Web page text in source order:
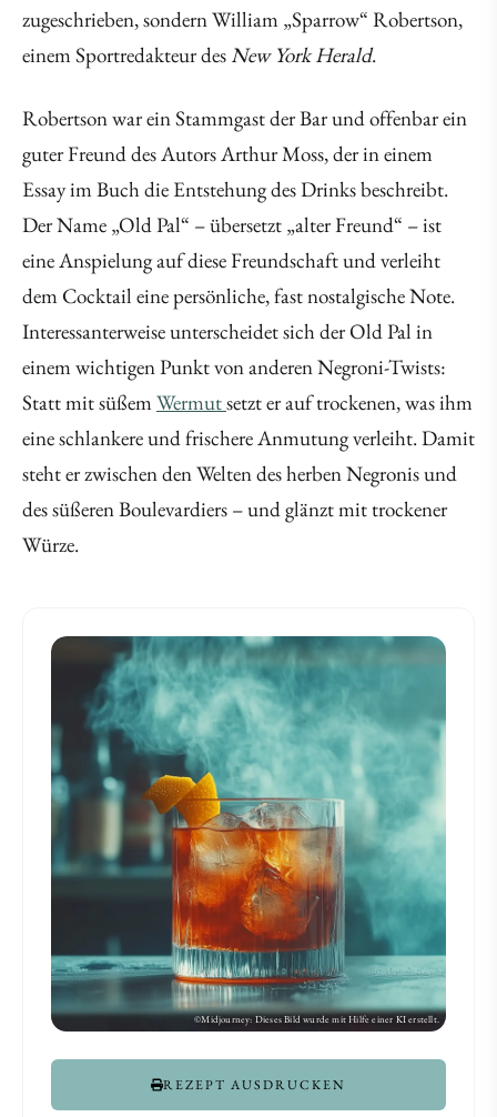
zugeschrieben, sondern William „Sparrow“ Robertson,
einem Sportredakteur des New York Herald.
Robertson war ein Stammgast der Bar und offenbar ein
guter Freund des Autors Arthur Moss, der in einem
Essay im Buch die Entstehung des Drinks beschreibt.
Der Name „Old Pal“ – übersetzt „alter Freund“ – ist
eine Anspielung auf diese Freundschaft und verleiht
dem Cocktail eine persönliche, fast nostalgische Note.
Interessanterweise unterscheidet sich der Old Pal in
einem wichtigen Punkt von anderen Negroni-Twists:
Statt mit süßemWermutsetzt er auf trockenen, was ihm
eine schlankere und frischere Anmutung verleiht. Damit
steht er zwischen den Welten des herben Negronis und
des süßeren Boulevardiers – und glänzt mit trockener
Würze.
REZEPT AUSDRUCKEN